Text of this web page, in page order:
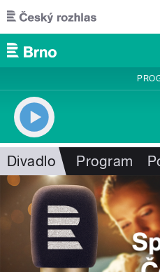
Přejít k hlavnímu obsahu
Divadlo Program